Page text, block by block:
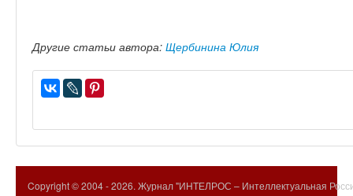
Другие статьи автора: Щербинина Юлия
Copyright © 2004 -2026. Журнал "ИНТЕЛРОС – Интеллектуальная